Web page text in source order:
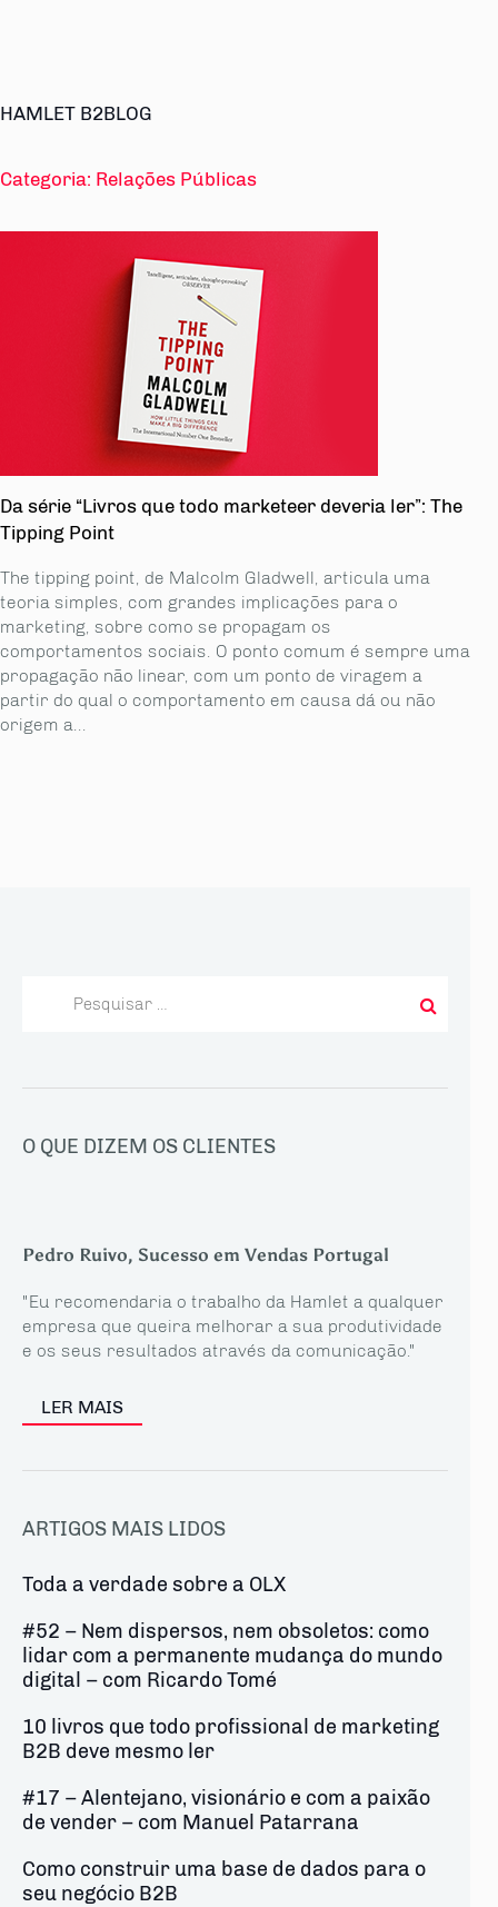
HAMLET B2BLOG
Categoria: Relações Públicas
Da série “Livros que todo marketeer deveria ler”: The
Tipping Point
The tipping point, de Malcolm Gladwell, articula uma
teoria simples, com grandes implicações para o
marketing, sobre como se propagam os
comportamentos sociais. O ponto comum é sempre uma
propagação não linear, com um ponto de viragem a
partir do qual o comportamento em causa dá ou não
origem a...
O QUE DIZEM OS CLIENTES
Pedro Ruivo, Sucesso em Vendas Portugal
"Eu recomendaria o trabalho da Hamlet a qualquer
empresa que queira melhorar a sua produtividade
e os seus resultados através da comunicação."
LER MAIS
ARTIGOS MAIS LIDOS
Toda a verdade sobre a OLX
#52 – Nem dispersos, nem obsoletos: como
lidar com a permanente mudança do mundo
digital – com Ricardo Tomé
10 livros que todo profissional de marketing
B2B deve mesmo ler
#17 – Alentejano, visionário e com a paixão
de vender – com Manuel Patarrana
Como construir uma base de dados para o
seu negócio B2B